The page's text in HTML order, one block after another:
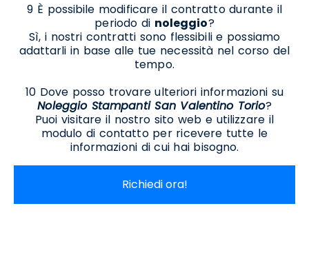
9 È possibile modificare il contratto durante il
periodo di noleggio?
Sì, i nostri contratti sono flessibili e possiamo
adattarli in base alle tue necessità nel corso del
tempo.
10 Dove posso trovare ulteriori informazioni su
Noleggio Stampanti San Valentino Torio?
Puoi visitare il nostro sito web e utilizzare il
modulo di contatto per ricevere tutte le
informazioni di cui hai bisogno.
Richiedi ora!